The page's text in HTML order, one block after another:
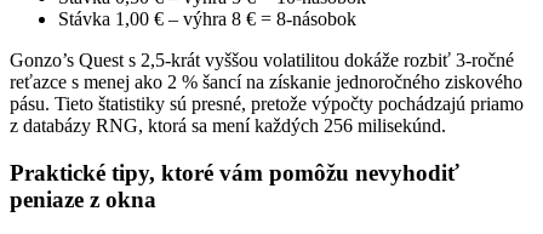
Stávka 1,00 € – výhra 8 € = 8‑násobok
Gonzo’s Quest s 2,5‑krát vyššou volatilitou dokáže rozbiť 3‑ročné
reťazce s menej ako 2 % šancí na získanie jednoročného ziskového
pásu. Tieto štatistiky sú presné, pretože výpočty pochádzajú priamo
z databázy RNG, ktorá sa mení každých 256 milisekúnd.
Praktické tipy, ktoré vám pomôžu nevyhodiť
peniaze z okna